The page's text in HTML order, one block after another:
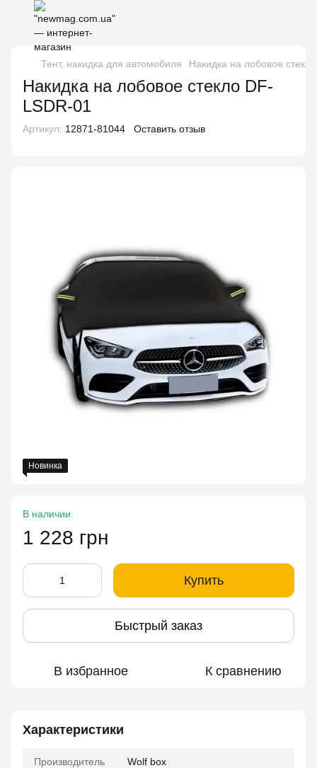
Тент, накидка для автомобиля Накидка на лобовое
Накидка на лобовое стекло DF-
LSDR-01
Артикул: 12871-81044 Оставить отзыв
Новинка
В наличии
1 228 грн
Купить
Быстрый заказ
В избранное К сравнению
Характеристики
Производитель Wolf box